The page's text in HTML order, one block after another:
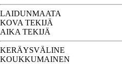
LAIDUNMAATA
KOVA TEKIJÄ
AIKA TEKIJÄ
KERÄYSVÄLINE
KOUKKUMAINEN